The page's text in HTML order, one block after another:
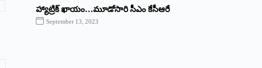
హ్యాట్రిక్‌ ‌ఖాయం…మూడోసారి సీఎం కేసీఆరే
September 13, 2023